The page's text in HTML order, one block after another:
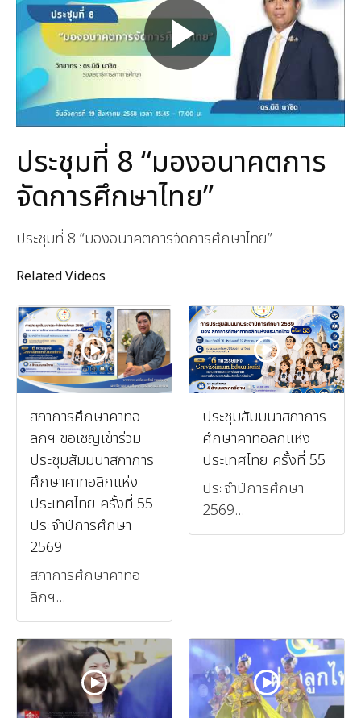
ประชุมที่ 8 “มองอนาคตการ
จัดการศึกษาไทย”
ประชุมที่ 8 “มองอนาคตการจัดการศึกษาไทย”
Related Videos
สภาการศึกษาคาทอ
ลิกฯ ขอเชิญเข้าร่วม
ประชุมสัมมนาสภาการ
ศึกษาคาทอลิกแห่ง
ประเทศไทย ครั้งที่ 55
ประจำปีการศึกษา
2569
สภาการศึกษาคาทอ
ลิกฯ...
ประชุมสัมมนาสภาการ
ศึกษาคาทอลิกแห่ง
ประเทศไทย ครั้งที่ 55
ประจำปีการศึกษา
2569...